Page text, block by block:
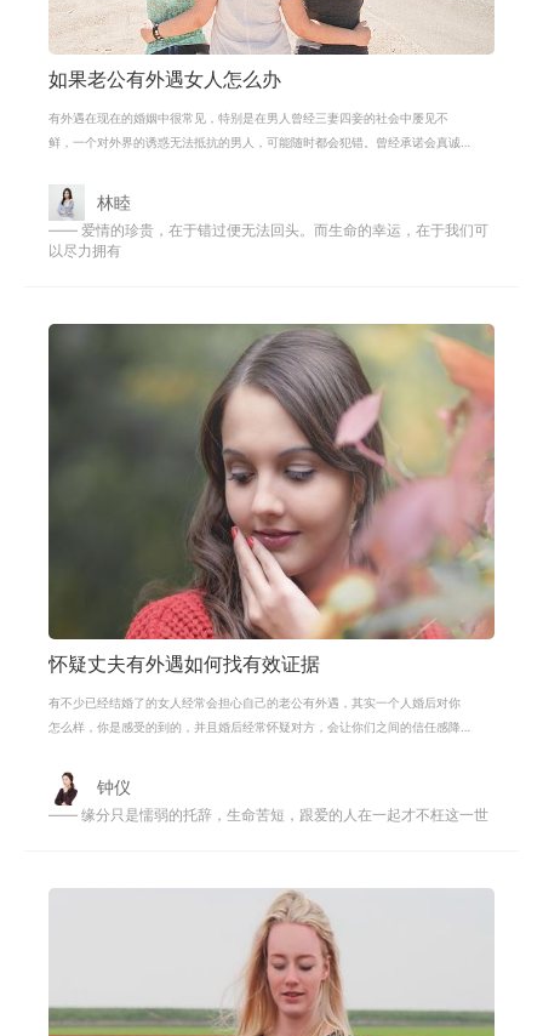
如果老公有外遇女人怎么办
有外遇在现在的婚姻中很常见，特别是在男人曾经三妻四妾的社会中屡见不
鲜，一个对外界的诱惑无法抵抗的男人，可能随时都会犯错。曾经承诺会真诚
林睦
—— 爱情的珍贵，在于错过便无法回头。而生命的幸运，在于我们可
以尽力拥有
怀疑丈夫有外遇如何找有效证据
有不少已经结婚了的女人经常会担心自己的老公有外遇，其实一个人婚后对你
怎么样，你是感受的到的，并且婚后经常怀疑对方，会让你们之间的信任感降
钟仪
—— 缘分只是懦弱的托辞，生命苦短，跟爱的人在一起才不枉这一世